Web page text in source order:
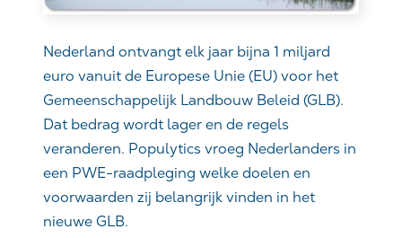
Nederland ontvangt elk jaar bijna 1 miljard
euro vanuit de Europese Unie (EU) voor het
Gemeenschappelijk Landbouw Beleid (GLB).
Dat bedrag wordt lager en de regels
veranderen. Populytics vroeg Nederlanders in
een PWE-raadpleging welke doelen en
voorwaarden zij belangrijk vinden in het
nieuwe GLB.